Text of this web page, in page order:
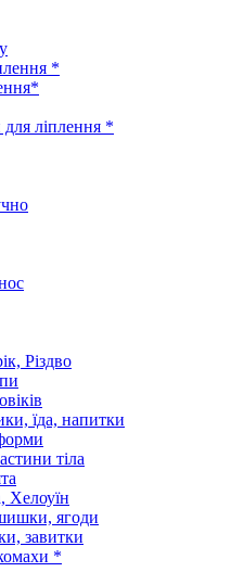
*
для ліплення *
Різдво
їда, напитки
тіла
Хелоуїн
ягоди
завитки
*